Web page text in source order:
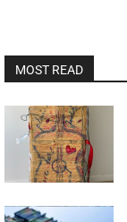
MOST READ